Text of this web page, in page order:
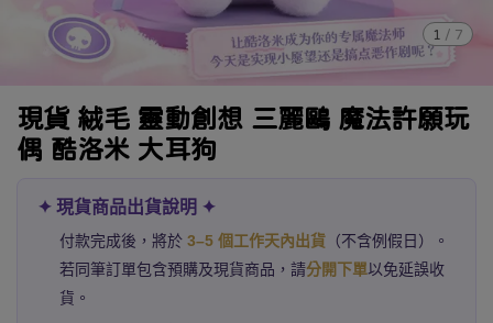
1 / 7
現貨 絨毛 靈動創想 三麗鷗 魔法許願玩
偶 酷洛米 大耳狗
✦ 現貨商品出貨說明 ✦
付款完成後，將於 3–5 個工作天內出貨 （不含例假日）。
若同筆訂單包含預購及現貨商品，請分開下單以免延誤收
貨。